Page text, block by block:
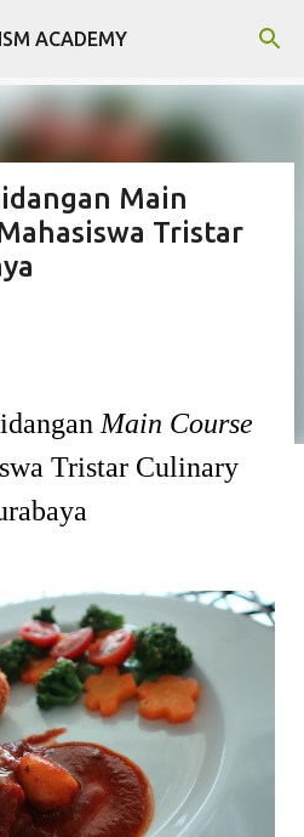
konten utama
ACADEMY
Main
Tristar
Main Course
Tristar Culinary